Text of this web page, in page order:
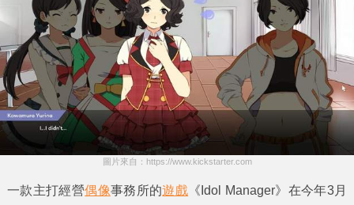
圖片來自：https://www.kickstarter.com
一款主打經營偶像事務所的遊戲 《Idol Manager》 在今年3月